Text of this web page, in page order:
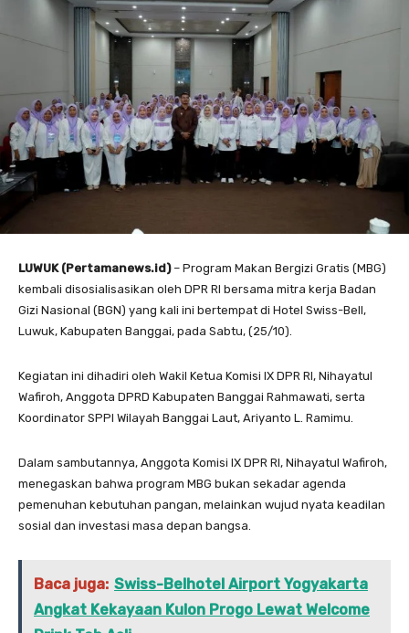
LUWUK (Pertamanews.id)– Program Makan Bergizi Gratis (MBG)
kembali disosialisasikan oleh DPR RI bersama mitra kerja Badan
Gizi Nasional (BGN) yang kali ini bertempat di Hotel Swiss-Bell,
Luwuk, Kabupaten Banggai, pada Sabtu, (25/10).
Kegiatan ini dihadiri oleh Wakil Ketua Komisi IX DPR RI, Nihayatul
Wafiroh, Anggota DPRD Kabupaten Banggai Rahmawati, serta
Koordinator SPPI Wilayah Banggai Laut, Ariyanto L. Ramimu.
Dalam sambutannya, Anggota Komisi IX DPR RI, Nihayatul Wafiroh,
menegaskan bahwa program MBG bukan sekadar agenda
pemenuhan kebutuhan pangan, melainkan wujud nyata keadilan
sosial dan investasi masa depan bangsa.
Baca juga: Swiss-Belhotel Airport Yogyakarta
Angkat Kekayaan Kulon Progo Lewat Welcome